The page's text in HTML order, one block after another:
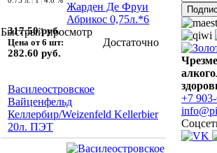
Быстрый просмотр
317.50 руб.
Цена от 6 шт:
282.60 руб.
Достаточно
Василеостровское
Вайценфельд
Келлербир/Weizenfeld Kellerbier
20л. ПЭТ
+7